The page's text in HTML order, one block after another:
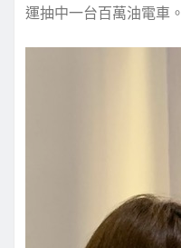
運抽中一台百萬油電車。